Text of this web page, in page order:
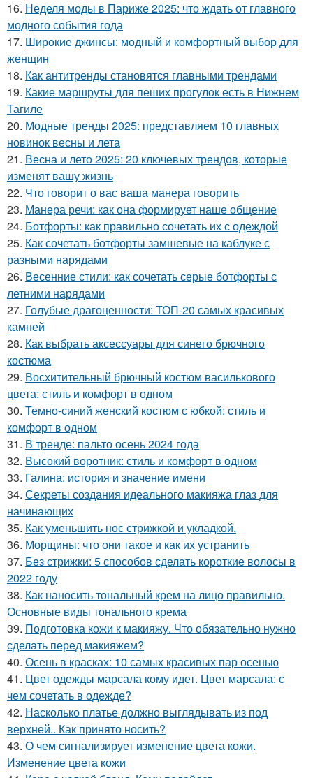
16. Неделя моды в Париже 2025: что ждать от главного
модного события года
17. Широкие джинсы: модный и комфортный выбор для
женщин
18. Как антитренды становятся главными трендами
19. Какие маршруты для пеших прогулок есть в Нижнем
Тагиле
20. Модные тренды 2025: представляем 10 главных
новинок весны и лета
21. Весна и лето 2025: 20 ключевых трендов, которые
изменят вашу жизнь
22. Что говорит о вас ваша манера говорить
23. Манера речи: как она формирует наше общение
24. Ботфорты: как правильно сочетать их с одеждой
25. Как сочетать ботфорты замшевые на каблуке с
разными нарядами
26. Весенние стили: как сочетать серые ботфорты с
летними нарядами
27. Голубые драгоценности: ТОП-20 самых красивых
камней
28. Как выбрать аксессуары для синего брючного
костюма
29. Восхитительный брючный костюм василькового
цвета: стиль и комфорт в одном
30. Темно-синий женский костюм с юбкой: стиль и
комфорт в одном
31. В тренде: пальто осень 2024 года
32. Высокий воротник: стиль и комфорт в одном
33. Галина: история и значение имени
34. Секреты создания идеального макияжа глаз для
начинающих
35. Как уменьшить нос стрижкой и укладкой.
36. Морщины: что они такое и как их устранить
37. Без стрижки: 5 способов сделать короткие волосы в
2022 году
38. Как наносить тональный крем на лицо правильно.
Основные виды тонального крема
39. Подготовка кожи к макияжу. Что обязательно нужно
сделать перед макияжем?
40. Осень в красках: 10 самых красивых пар осенью
41. Цвет одежды марсала кому идет. Цвет марсала: с
чем сочетать в одежде?
42. Насколько платье должно выглядывать из под
верхней.. Как принято носить?
43. О чем сигнализирует изменение цвета кожи.
Изменение цвета кожи